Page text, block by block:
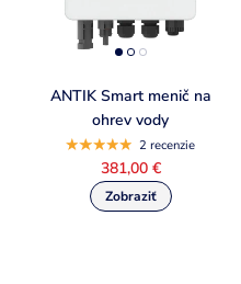
ANTIK Smart menič na
ohrev vody
2 recenzie
381,00 €